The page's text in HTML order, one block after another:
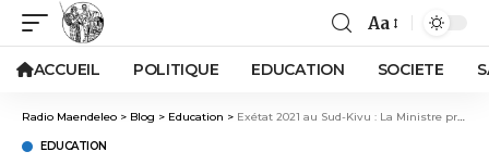
Aa
ACCUEIL POLITIQUE EDUCATION SOCIETE
Radio Maendeleo > Blog > Education > Exétat 2021 au Sud-Kivu : La Ministre provinciale de l’EPST rassure les finalistes sur la tenue de ces épreuves
EDUCATION